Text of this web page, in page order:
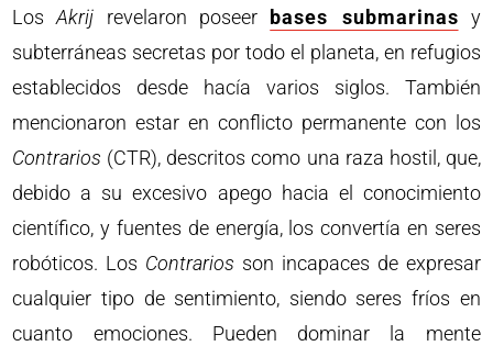
LosAkrij revelaron poseer bases submarinas y
subterráneas secretas por todo el planeta, en refugios
establecidos desde hacía varios siglos. También
mencionaron estar en conflicto permanente con los
Contrarios (CTR), descritos como una raza hostil, que,
debido a su excesivo apego hacia el conocimiento
científico, y fuentes de energía, los convertía en seres
robóticos. Los Contrarios son incapaces de expresar
cualquier tipo de sentimiento, siendo seres fríos en
cuanto emociones. Pueden dominar la mente